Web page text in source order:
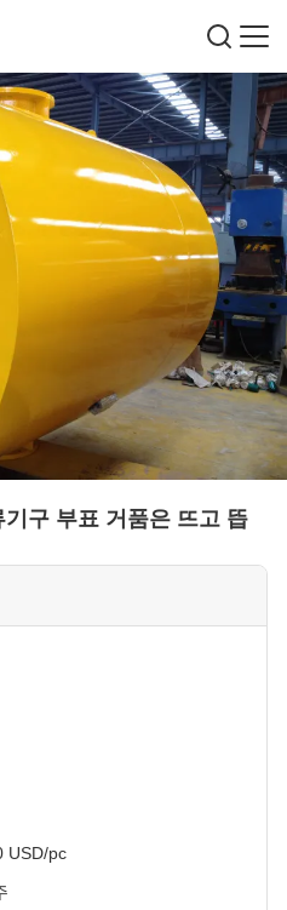
구 부표 거품은 뜨고 뜹
USD/pc